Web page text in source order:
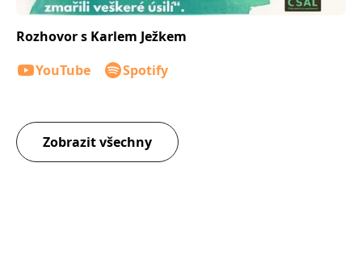
Rozhovor s Karlem Ježkem
YouTube
Spotify
Zobrazit všechny